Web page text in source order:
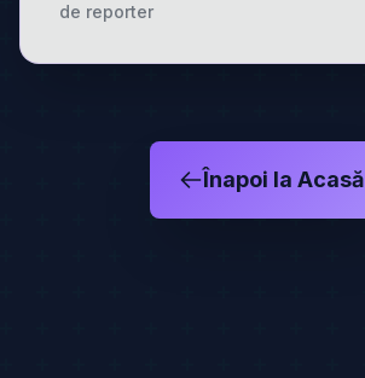
de reporter
Înapoi la Acasă